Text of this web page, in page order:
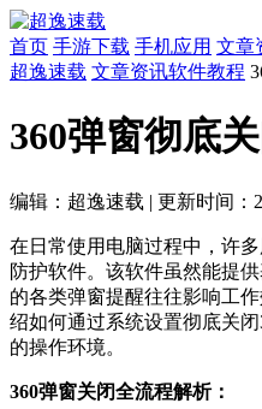
首页 手游下载 手机应用 文章
超逸速载 文章资讯软件教程
360弹窗彻底
编辑：超逸速载 | 更新时间：
在日常使用电脑过程中，许
防护软件。该软件虽然能提
的各类弹窗提醒往往影响工
绍如何通过系统设置彻底关
的操作环境。
360弹窗关闭全流程解析：